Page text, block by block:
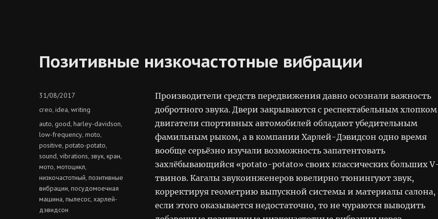
Позитивные низкочастотные вибрации
Производители средств передвижения давно осознали важность
добротного звука. Двери закрываются с респектабельным
двигатели спортивных автомобилей обладают убедительным
фамильным рыком, а в компании Харлей-Дэвидсон одно время
вообще серьёзно изучали возможность запатентовать
захлёбывающийся «potato-potato» своих классических больших
твинов. Кагалы звукоинженеров ювелирно тюнингуют звук,
корректируя геометрию выпускной системы и материалы салона,
если этого оказывается недостаточно, то не чураются выводить
Posted
31/08/2017
Categories
creo,idea,writing
Tags
auto,good,harley-davidson,
low-frequency,moto,
positive,potato-potato,
sound,vibrations,звук,кран,
мото,мотоцикл,
низкочастотный,позитивные
вибрации,посудомоечная
машина,пылесос,харлей-
дэвидсон